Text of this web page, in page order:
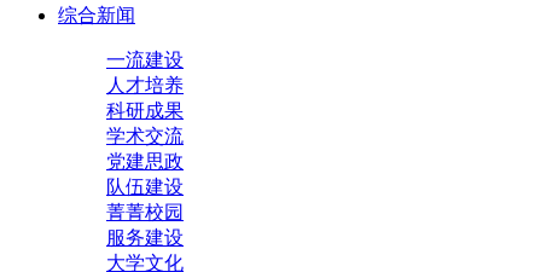
综合新闻
一流建设
人才培养
科研成果
学术交流
党建思政
队伍建设
菁菁校园
服务建设
大学文化